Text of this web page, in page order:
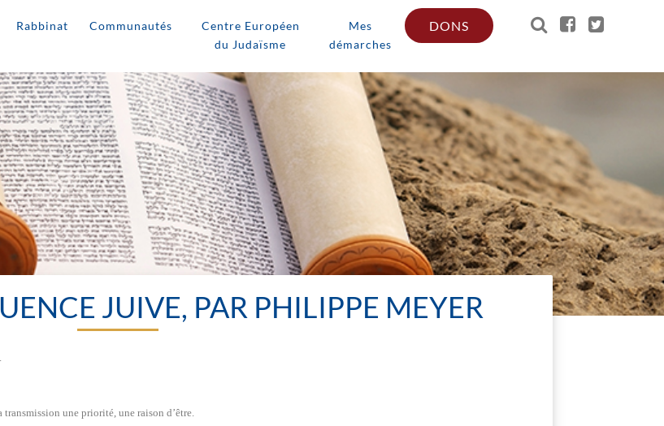
Rabbinat Communautés
Centre Européen
du Judaïsme
Mes
démarches
DONS
JUIVE, PAR PHILIPPE MEYER
une priorité, une raison d’être.